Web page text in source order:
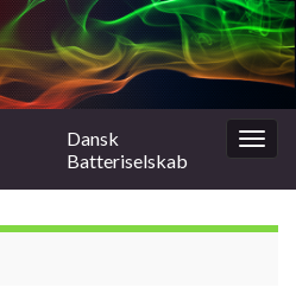
Dansk
Batteriselskab